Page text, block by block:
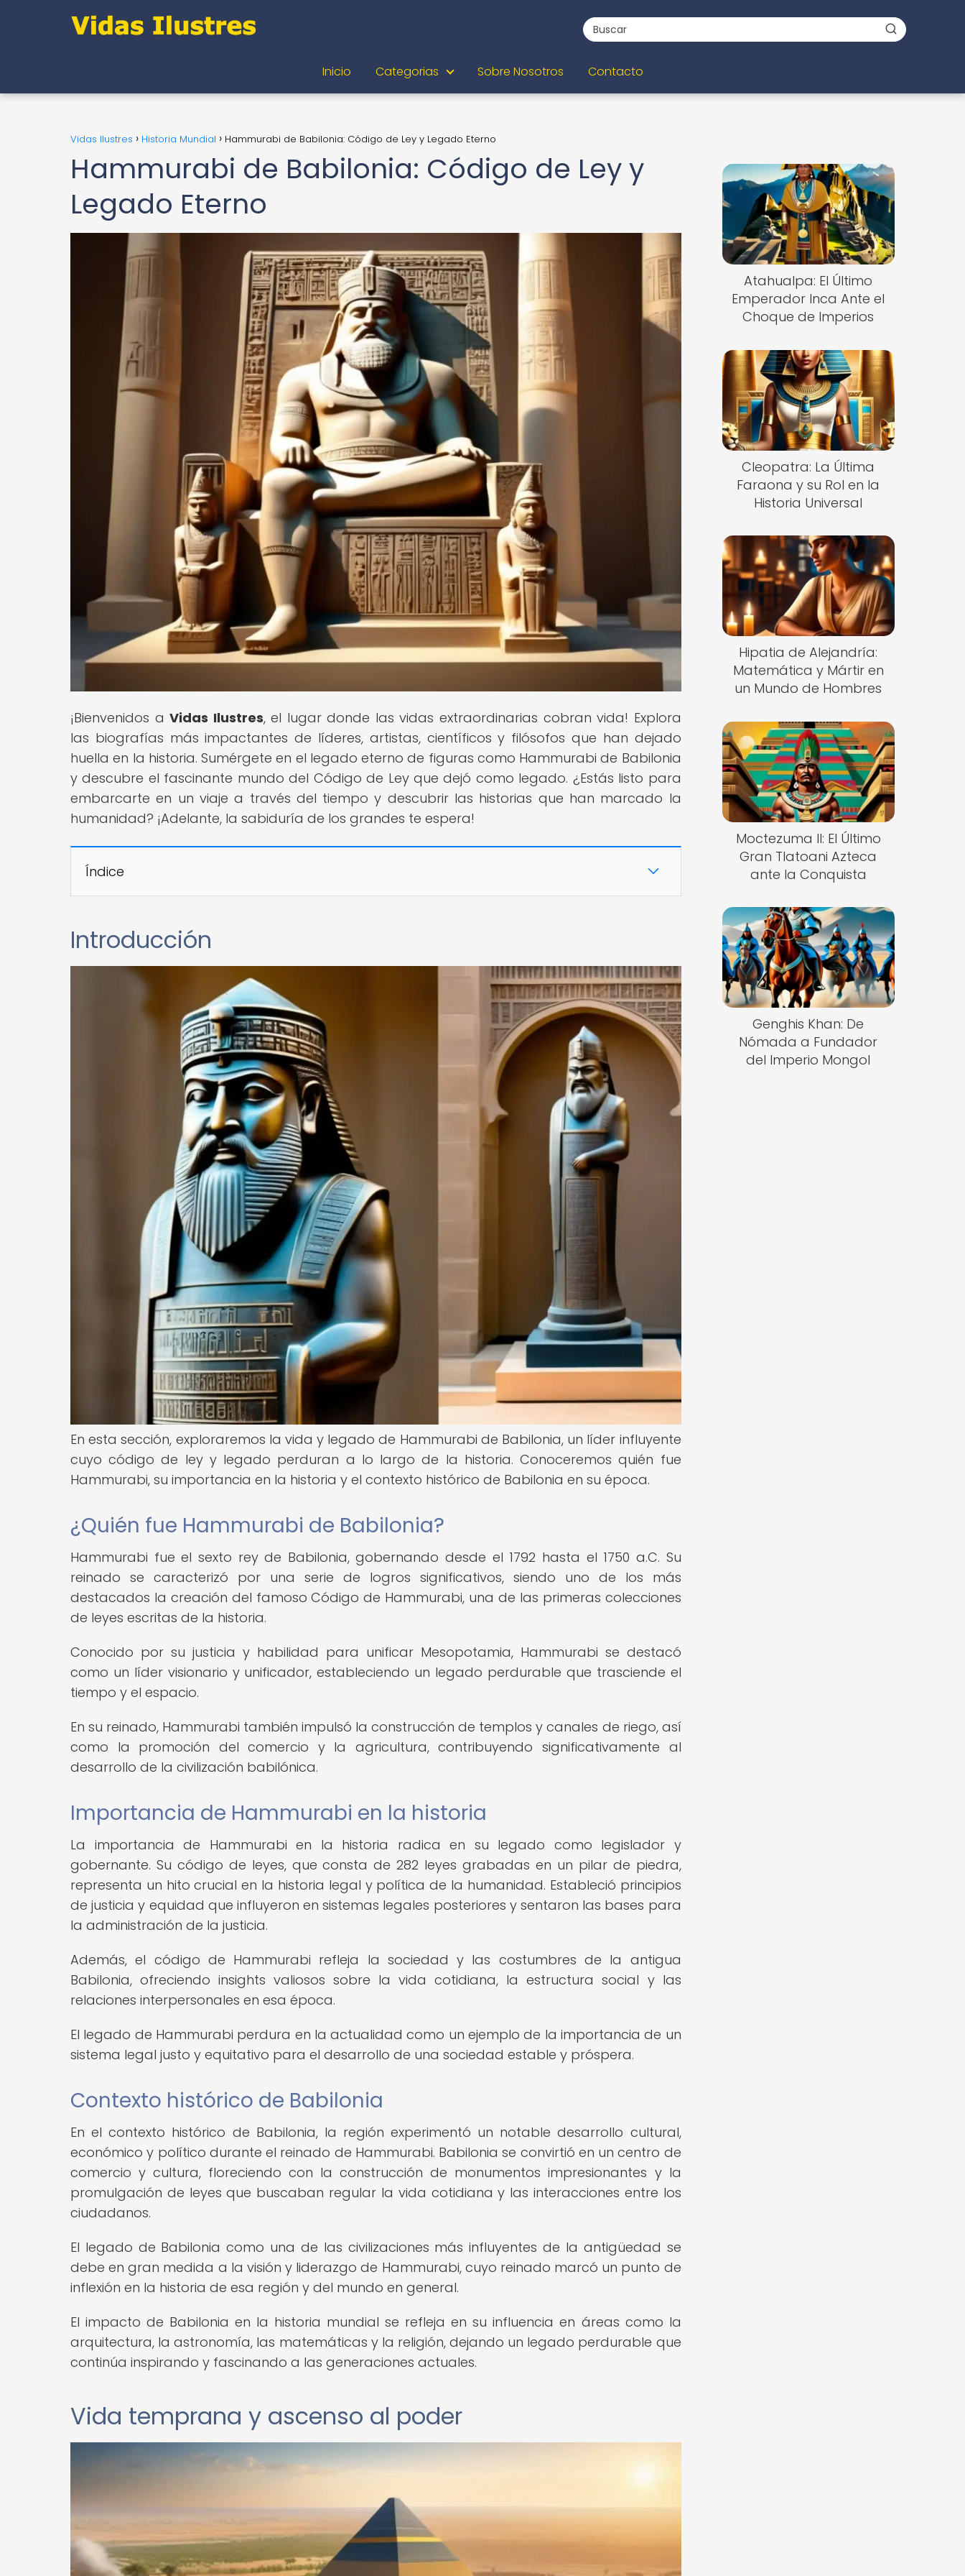
Inicio Categorias Sobre Nosotros Contacto
Vidas Ilustres Historia Mundial Hammurabi de Babilonia: Código de Ley y Legado Eterno
Hammurabi de Babilonia: Código de Ley y
Legado Eterno
¡Bienvenidos aVidas Ilustres, el lugar donde las vidas extraordinarias cobran vida! Explora
las biografías más impactantes de líderes, artistas, científicos y filósofos que han dejado
huella en la historia. Sumérgete en el legado eterno de figuras como Hammurabi de Babilonia
y descubre el fascinante mundo del Código de Ley que dejó como legado. ¿Estás listo para
embarcarte en un viaje a través del tiempo y descubrir las historias que han marcado la
humanidad? ¡Adelante, la sabiduría de los grandes te espera!
Índice
Introducción
En esta sección, exploraremos la vida y legado de Hammurabi de Babilonia, un líder influyente
cuyo código de ley y legado perduran a lo largo de la historia. Conoceremos quién fue
Hammurabi, su importancia en la historia y el contexto histórico de Babilonia en su época.
¿Quién fue Hammurabi de Babilonia?
Hammurabi fue el sexto rey de Babilonia, gobernando desde el 1792 hasta el 1750 a.C. Su
reinado se caracterizó por una serie de logros significativos, siendo uno de los más
destacados la creación del famoso Código de Hammurabi, una de las primeras colecciones
de leyes escritas de la historia.
Conocido por su justicia y habilidad para unificar Mesopotamia, Hammurabi se destacó
como un líder visionario y unificador, estableciendo un legado perdurable que trasciende el
tiempo y el espacio.
En su reinado, Hammurabi también impulsó la construcción de templos y canales de riego, así
como la promoción del comercio y la agricultura, contribuyendo significativamente al
desarrollo de la civilización babilónica.
Importancia de Hammurabi en la historia
La importancia de Hammurabi en la historia radica en su legado como legislador y
gobernante. Su código de leyes, que consta de 282 leyes grabadas en un pilar de piedra,
representa un hito crucial en la historia legal y política de la humanidad. Estableció principios
de justicia y equidad que influyeron en sistemas legales posteriores y sentaron las bases para
la administración de la justicia.
Además, el código de Hammurabi refleja la sociedad y las costumbres de la antigua
Babilonia, ofreciendo insights valiosos sobre la vida cotidiana, la estructura social y las
relaciones interpersonales en esa época.
El legado de Hammurabi perdura en la actualidad como un ejemplo de la importancia de un
sistema legal justo y equitativo para el desarrollo de una sociedad estable y próspera.
Contexto histórico de Babilonia
En el contexto histórico de Babilonia, la región experimentó un notable desarrollo cultural,
económico y político durante el reinado de Hammurabi. Babilonia se convirtió en un centro de
comercio y cultura, floreciendo con la construcción de monumentos impresionantes y la
promulgación de leyes que buscaban regular la vida cotidiana y las interacciones entre los
ciudadanos.
El legado de Babilonia como una de las civilizaciones más influyentes de la antigüedad se
debe en gran medida a la visión y liderazgo de Hammurabi, cuyo reinado marcó un punto de
inflexión en la historia de esa región y del mundo en general.
El impacto de Babilonia en la historia mundial se refleja en su influencia en áreas como la
arquitectura, la astronomía, las matemáticas y la religión, dejando un legado perdurable que
continúa inspirando y fascinando a las generaciones actuales.
Vida temprana y ascenso al poder
Atahualpa: El Último
Emperador Inca Ante el
Choque de Imperios
Cleopatra: La Última
Faraona y su Rol en la
Historia Universal
Hipatia de Alejandría:
Matemática y Mártir en
un Mundo de Hombres
Moctezuma II: El Último
Gran Tlatoani Azteca
ante la Conquista
Genghis Khan: De
Nómada a Fundador
del Imperio Mongol